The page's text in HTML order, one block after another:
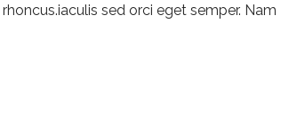
sed orci eget semper. Nam